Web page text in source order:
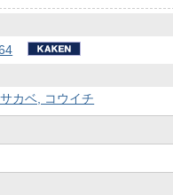
カベ, コウイチ